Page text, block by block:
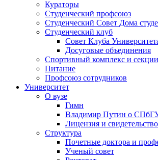
Кураторы
Студенческий профсоюз
Студенческий Совет Дома
Студенческий клуб
Совет Клуба
Досуговые объединения
Спортивный комплекс и секции
Питание
Профсоюз сотрудников
Университет
О вузе
Гимн
Владимир Путин о
Лицензия и
Структура
Почетные доктора и
Ученый совет